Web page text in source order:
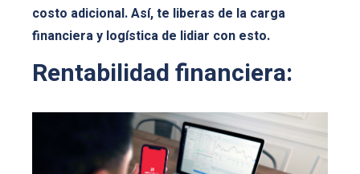
costo adicional. Así, te liberas de la carga
financiera y logística de lidiar con esto.
Rentabilidad financiera: